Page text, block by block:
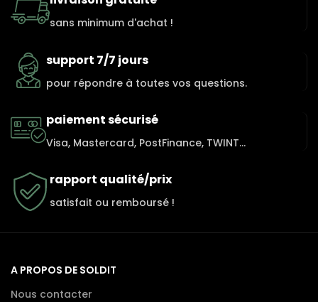
sans minimum d'achat !
support 7/7 jours
pour répondre à toutes vos questions.
paiement sécurisé
Visa, Mastercard, PostFinance, TWINT...
rapport qualité/prix
satisfait ou remboursé !
A PROPOS DE SOLDIT
Nous contacter